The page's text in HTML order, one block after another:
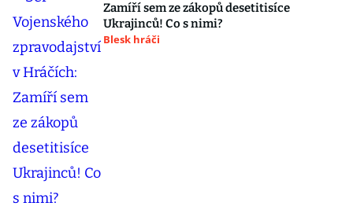
Zamíří sem ze zákopů desetitisíce
Ukrajinců! Co s nimi?
Blesk hráči